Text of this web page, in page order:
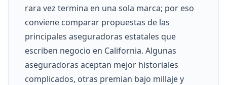
rara vez termina en una sola marca; por eso
conviene comparar propuestas de las
principales aseguradoras estatales que
escriben negocio en California. Algunas
aseguradoras aceptan mejor historiales
complicados, otras premian bajo millaje y